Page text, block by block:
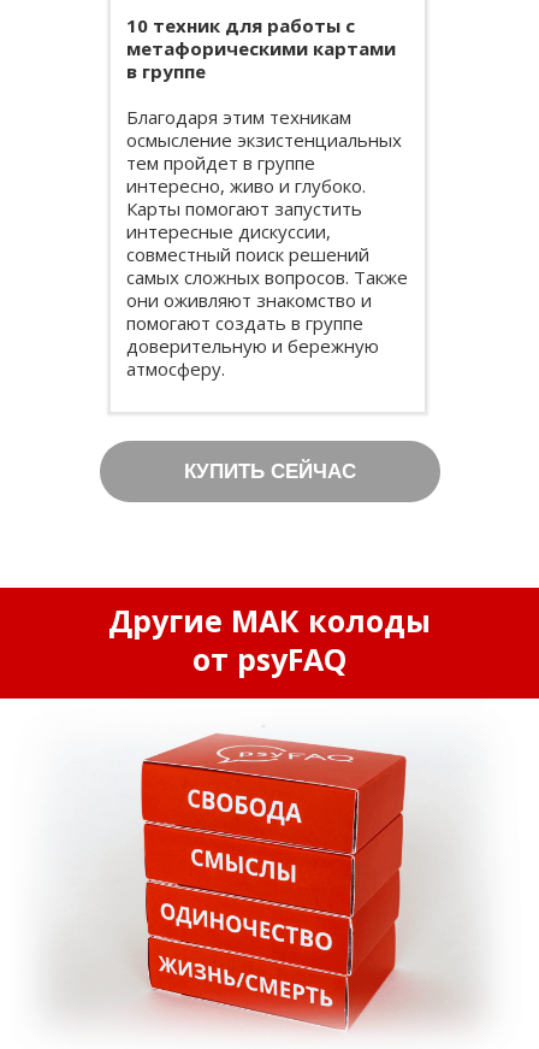
10 техник для работы с
метафорическими картами
в группе
Благодаря этим техникам
осмысление экзистенциальных
тем пройдет в группе
интересно, живо и глубоко.
Карты помогают запустить
интересные дискуссии,
совместный поиск решений
самых сложных вопросов. Также
они оживляют знакомство и
помогают создать в группе
доверительную и бережную
атмосферу.
КУПИТЬ СЕЙЧАС
Другие МАК колоды
от psyFAQ